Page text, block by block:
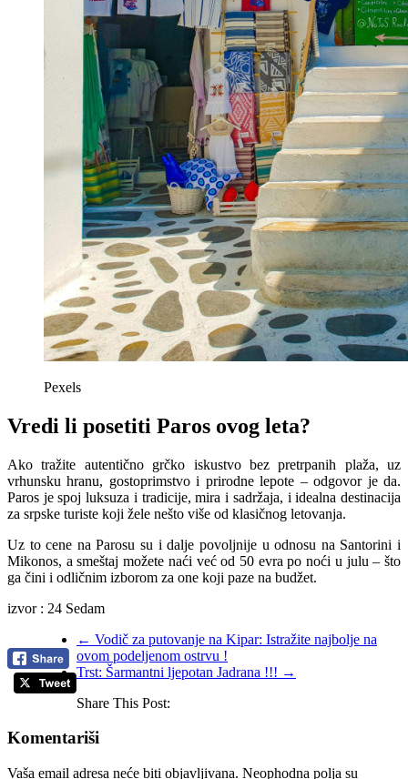
Pexels
Vredi li posetiti Paros ovog leta?
Ako tražite autentično grčko iskustvo bez pretrpanih plaža, uz
vrhunsku hranu, gostoprimstvo i prirodne lepote – odgovor je da.
Paros je spoj luksuza i tradicije, mira i sadržaja, i idealna destinacija
za srpske turiste koji žele nešto više od klasičnog letovanja.
Uz to cene na Parosu su i dalje povoljnije u odnosu na Santorini i
Mikonos, a smeštaj možete naći već od 50 evra po noći u julu – što
ga čini i odličnim izborom za one koji paze na budžet.
izvor : 24 Sedam
← Vodič za putovanje na Kipar: Istražite najbolje na
ovom podeljenom ostrvu !
Trst: Šarmantni ljepotan Jadrana !!! →
Share This Post:
Komentariši
Vaša email adresa neće biti objavljivana. Neophodna polja su